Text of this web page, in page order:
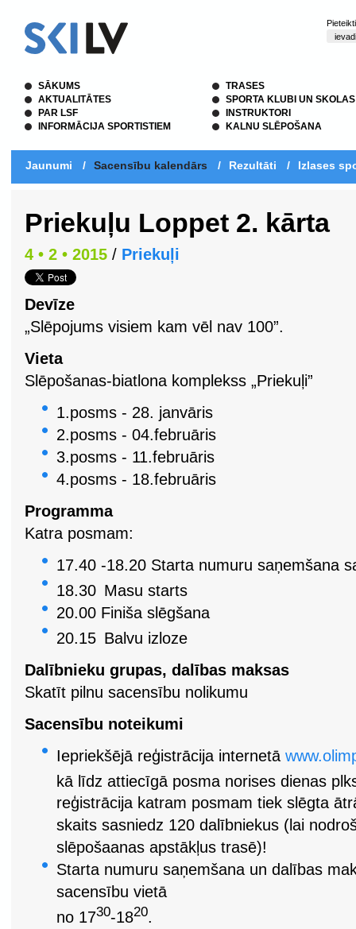
SĀKUMS
AKTUALITĀTES
PAR LSF
INFORMĀCIJA SPORTISTIEM
TRASES
SPORTA KLUBI UN SKOLAS
INSTRUKTORI
KALNU SLĒPOŠANA
Jaunumi / Sacensību kalendārs / Rezultāti / Izlases
Priekuļu Loppet 2. kārta
4 • 2 • 2015 / Priekuļi
Devīze
„Slēpojums visiem kam vēl nav 100”.
Vieta
Slēpošanas-biatlona komplekss „Priekuļi”
1.posms - 28. janvāris
2.posms - 04.februāris
3.posms - 11.februāris
4.posms - 18.februāris
Programma
Katra posmam:
17.40 -18.20 Starta numuru saņemšana
18.30 Masu starts
20.00 Finiša slēgšana
20.15 Balvu izloze
Dalībnieku grupas, dalības maksas
Skatīt pilnu sacensību nolikumu
Sacensību noteikumi
Iepriekšējā reģistrācija internetā
kā līdz attiecīgā posma norises dienas
reģistrācija katram posmam tiek slēgta
skaits sasniedz 120 dalībniekus (lai
slēpošaanas apstākļus trasē)!
Starta numuru saņemšana un dalības
sacensību vietā
no 1730-1820.